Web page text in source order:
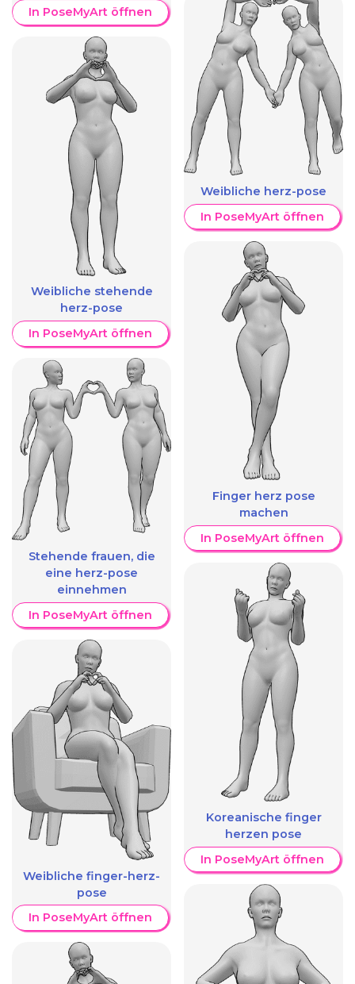
In PoseMyArt öffnen
Weibliche stehende
herz-pose
In PoseMyArt öffnen
Stehende frauen, die
eine herz-pose
einnehmen
In PoseMyArt öffnen
Weibliche finger-herz-
pose
In PoseMyArt öffnen
Weibliche herz-pose
In PoseMyArt öffnen
Finger herz pose
machen
In PoseMyArt öffnen
Koreanische finger
herzen pose
In PoseMyArt öffnen